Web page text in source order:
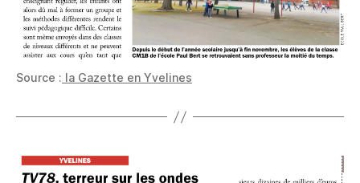
Source : la Gazette en Yvelines